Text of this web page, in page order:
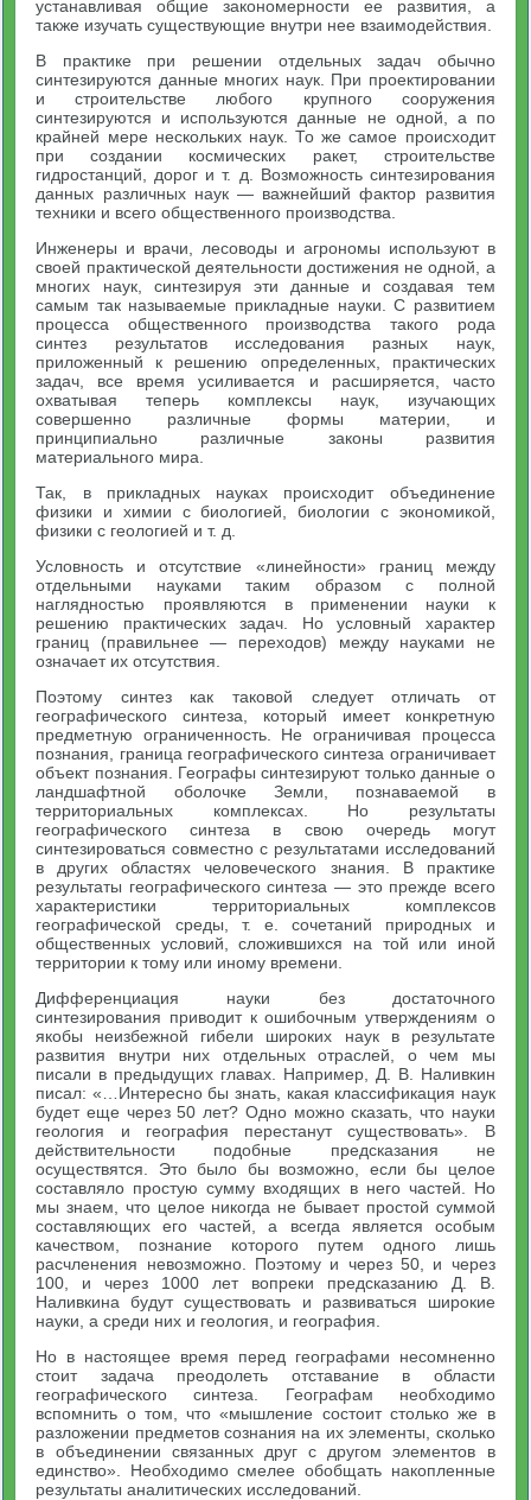
устанавливая общие закономерности ее развития, а
также изучать существующие внутри нее взаимодействия.
В практике при решении отдельных задач обычно
синтезируются данные многих наук. При проектировании
и строительстве любого крупного сооружения
синтезируются и используются данные не одной, а по
крайней мере нескольких наук. То же самое происходит
при создании космических ракет, строительстве
гидростанций, дорог и т. д. Возможность синтезирования
данных различных наук — важнейший фактор развития
техники и всего общественного производства.
Инженеры и врачи, лесоводы и агрономы используют в
своей практической деятельности достижения не одной, а
многих наук, синтезируя эти данные и создавая тем
самым так называемые прикладные науки. С развитием
процесса общественного производства такого рода
синтез результатов исследования разных наук,
приложенный к решению определенных, практических
задач, все время усиливается и расширяется, часто
охватывая теперь комплексы наук, изучающих
совершенно различные формы материи, и
принципиально различные законы развития
материального мира.
Так, в прикладных науках происходит объединение
физики и химии с биологией, биологии с экономикой,
физики с геологией и т. д.
Условность и отсутствие «линейности» границ между
отдельными науками таким образом с полной
наглядностью проявляются в применении науки к
решению практических задач. Но условный характер
границ (правильнее — переходов) между науками не
означает их отсутствия.
Поэтому синтез как таковой следует отличать от
географического синтеза, который имеет конкретную
предметную ограниченность. Не ограничивая процесса
познания, граница географического синтеза ограничивает
объект познания. Географы синтезируют только данные о
ландшафтной оболочке Земли, познаваемой в
территориальных комплексах. Но результаты
географического синтеза в свою очередь могут
синтезироваться совместно с результатами исследований
в других областях человеческого знания. В практике
результаты географического синтеза — это прежде всего
характеристики территориальных комплексов
географической среды, т. е. сочетаний природных и
общественных условий, сложившихся на той или иной
территории к тому или иному времени.
Дифференциация науки без достаточного
синтезирования приводит к ошибочным утверждениям о
якобы неизбежной гибели широких наук в результате
развития внутри них отдельных отраслей, о чем мы
писали в предыдущих главах. Например, Д. В. Наливкин
писал: «…Интересно бы знать, какая классификация наук
будет еще через 50 лет? Одно можно сказать, что науки
геология и география перестанут существовать». В
действительности подобные предсказания не
осуществятся. Это было бы возможно, если бы целое
составляло простую сумму входящих в него частей. Но
мы знаем, что целое никогда не бывает простой суммой
составляющих его частей, а всегда является особым
качеством, познание которого путем одного лишь
расчленения невозможно. Поэтому и через 50, и через
100, и через 1000 лет вопреки предсказанию Д. В.
Наливкина будут существовать и развиваться широкие
науки, а среди них и геология, и география.
Но в настоящее время перед географами несомненно
стоит задача преодолеть отставание в области
географического синтеза. Географам необходимо
вспомнить о том, что «мышление состоит столько же в
разложении предметов сознания на их элементы, сколько
в объединении связанных друг с другом элементов в
единство». Необходимо смелее обобщать накопленные
результаты аналитических исследований.